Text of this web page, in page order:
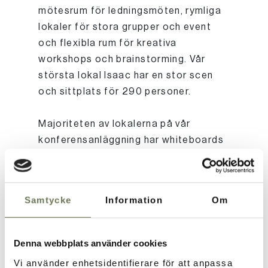
Samtycke Information Om
Denna webbplats använder cookies
Vi använder enhetsidentifierare för att anpassa
mötesrum för ledningsmöten, rymliga
lokaler för stora grupper och event
och flexibla rum för kreativa
workshops och brainstorming. Vår
största lokal Isaac har en stor scen
och sittplats för 290 personer.
Majoriteten av lokalerna på vår
konferensanläggning har whiteboards
och ny teknik, och många har även
flexibel möblering. Vi hjälper er gärna
er konferens. Med smarta lösningar
skapar vi möjligheten till effektiva